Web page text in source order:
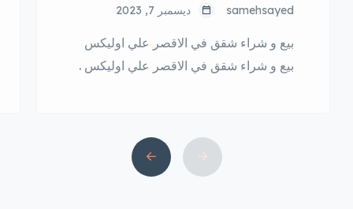
samehsayed ديسمبر 7, 2023
بيع و شراء شقق في الاقصر علي اوليكس
بيع و شراء شقق في الاقصر علي اوليكس .
والآثار الفرعونية الرائعة. إلا أن جمالها لا
يقتصر فقط على معالمها السياحية، بل
يتعداها إلى سوق العقارات النشط. في هذا